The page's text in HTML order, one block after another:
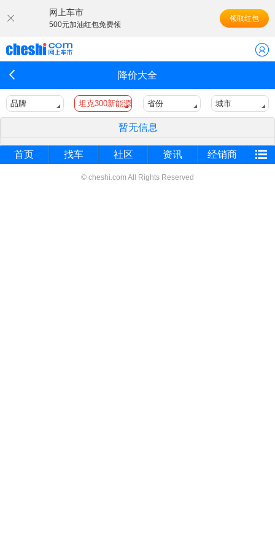
网上车市
500元加油红包免费领
领取红包
降价大全
品牌 坦克300新能源 省份 城市
暂无信息
首页 找车 社区 资讯 经销商
© cheshi.com All Rights Reserved